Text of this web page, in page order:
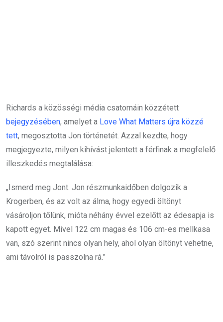
Richards a közösségi média csatornáin közzétett
bejegyzésében, amelyet a Love What Matters újra közzé
tett, megosztotta Jon történetét. Azzal kezdte, hogy
megjegyezte, milyen kihívást jelentett a férfinak a megfelelő
illeszkedés megtalálása:
„Ismerd meg Jont. Jon részmunkaidőben dolgozik a
Krogerben, és az volt az álma, hogy egyedi öltönyt
vásároljon tőlünk, mióta néhány évvel ezelőtt az édesapja is
kapott egyet. Mivel 122 cm magas és 106 cm-es mellkasa
van, szó szerint nincs olyan hely, ahol olyan öltönyt vehetne,
ami távolról is passzolna rá.”